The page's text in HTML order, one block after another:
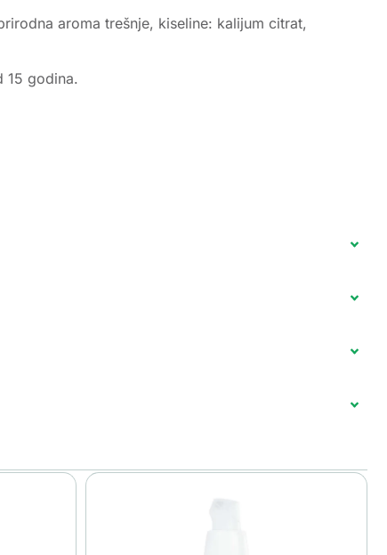
aroma trešnje, kiseline: kalijum citrat,
15 godina.